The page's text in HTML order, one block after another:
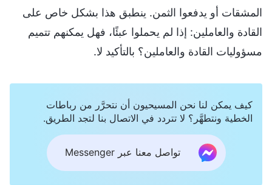
المشقات أو يدفعوا الثمن. ينطبق هذا بشكل خاص على
القادة والعاملين: إذا لم يحملوا عبئًا، فهل يمكنهم تتميم
مسؤوليات القادة والعاملين؟ بالتأكيد لا.
كيف يمكن لنا نحن المسيحيون أن نتحرَّر من رباطات
الخطية ونتطهَّر؟ لا تتردد في الاتصال بنا لتجد الطريق.
تواصل معنا عبر Messenger